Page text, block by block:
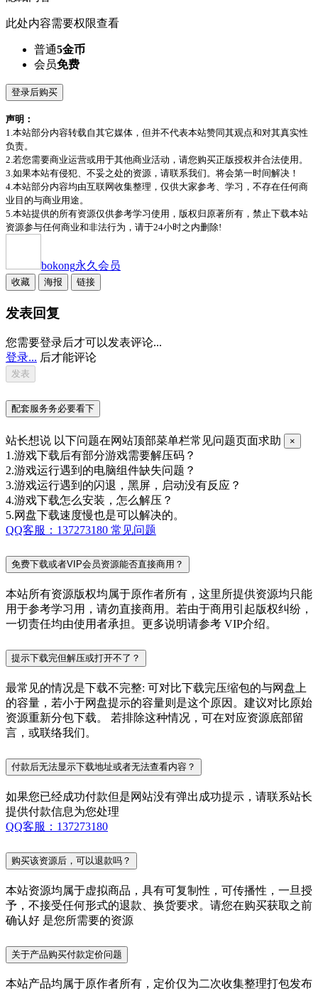
此处内容需要权限查看
普通5金币
会员免费
登录后购买
声明：
1.本站部分内容转载自其它媒体，但并不代表本站赞同其观点和对其真实性
负责。
2.若您需要商业运营或用于其他商业活动，请您购买正版授权并合法使用。
3.如果本站有侵犯、不妥之处的资源，请联系我们。将会第一时间解决！
4.本站部分内容均由互联网收集整理，仅供大家参考、学习，不存在任何商
业目的与商业用途。
5.本站提供的所有资源仅供参考学习使用，版权归原著所有，禁止下载本站
资源参与任何商业和非法行为，请于24小时之内删除!
bokong永久会员
收藏 海报 链接
发表回复
您需要登录后才可以发表评论...
登录... 后才能评论
配套服务务必要看下
站长想说 以下问题在网站顶部菜单栏常见问题页面求助 ×
1.游戏下载后有部分游戏需要解压码？
2.游戏运行遇到的电脑组件缺失问题？
3.游戏运行遇到的闪退，黑屏，启动没有反应？
4.游戏下载怎么安装，怎么解压？
5.网盘下载速度慢也是可以解决的。
QQ客服：137273180 常见问题
免费下载或者VIP会员资源能否直接商用？
本站所有资源版权均属于原作者所有，这里所提供资源均只能
用于参考学习用，请勿直接商用。若由于商用引起版权纠纷，
一切责任均由使用者承担。更多说明请参考 VIP介绍。
提示下载完但解压或打开不了？
最常见的情况是下载不完整: 可对比下载完压缩包的与网盘上
的容量，若小于网盘提示的容量则是这个原因。建议对比原始
资源重新分包下载。 若排除这种情况，可在对应资源底部留
言，或联络我们。
付款后无法显示下载地址或者无法查看内容？
如果您已经成功付款但是网站没有弹出成功提示，请联系站长
提供付款信息为您处理
QQ客服：137273180
购买该资源后，可以退款吗？
本站资源均属于虚拟商品，具有可复制性，可传播性，一旦授
予，不接受任何形式的退款、换货要求。请您在购买获取之前
确认好 是您所需要的资源
关于产品购买付款定价问题
本站产品均属于原作者所有，定价仅为二次收集整理打包发布